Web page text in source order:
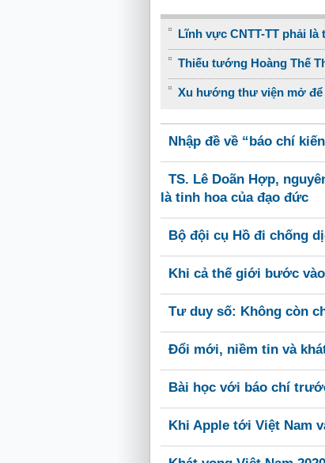
Lĩnh vực CNTT-TT phải là
Thiếu tướng Hoàng Thế
Xu hướng thư viện mở để
Nhập đề về “báo chí
TS. Lê Doãn Hợp,
là tinh hoa của đạo đức
Bộ đội cụ Hồ đi chống
Khi cả thế giới bước
Tư duy số: Không còn
Đổi mới, niềm tin và
Bài học với báo chí
Khi Apple tới Việt Nam